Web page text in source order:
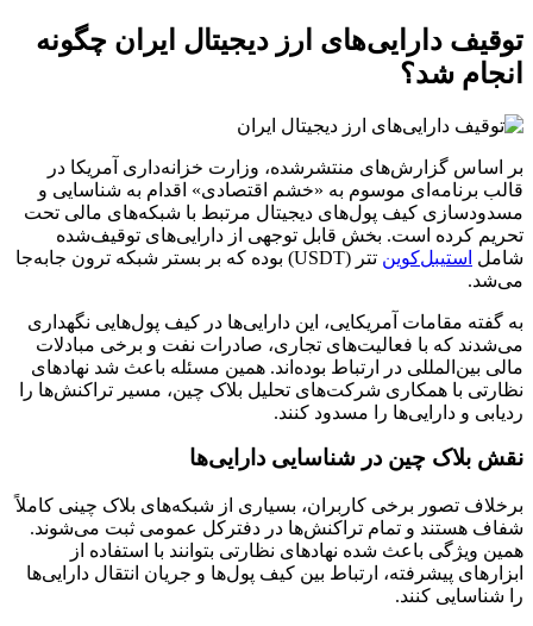
توقیف دارایی‌های ارز دیجیتال ایران چگونه
انجام شد؟
بر اساس گزارش‌های منتشرشده، وزارت خزانه‌داری آمریکا در
قالب برنامه‌ای موسوم به «خشم اقتصادی» اقدام به شناسایی و
مسدودسازی کیف پول‌های دیجیتال مرتبط با شبکه‌های مالی تحت
تحریم کرده است. بخش قابل توجهی از دارایی‌های توقیف‌شده
شامل استیبل‌کوین
تتر (USDT) بوده که بر بستر شبکه ترون جابه‌جا
می‌شد.
به گفته مقامات آمریکایی، این دارایی‌ها در کیف پول‌هایی نگهداری
می‌شدند که با فعالیت‌های تجاری، صادرات نفت و برخی مبادلات
مالی بین‌المللی در ارتباط بوده‌اند. همین مسئله باعث شد نهادهای
نظارتی با همکاری شرکت‌های تحلیل بلاک چین، مسیر تراکنش‌ها را
ردیابی و دارایی‌ها را مسدود کنند.
نقش بلاک چین در شناسایی دارایی‌ها
برخلاف تصور برخی کاربران، بسیاری از شبکه‌های بلاک چینی کاملاً
شفاف هستند و تمام تراکنش‌ها در دفترکل عمومی ثبت می‌شوند.
همین ویژگی باعث شده نهادهای نظارتی بتوانند با استفاده از
ابزارهای پیشرفته، ارتباط بین کیف پول‌ها و جریان انتقال دارایی‌ها
را شناسایی کنند.